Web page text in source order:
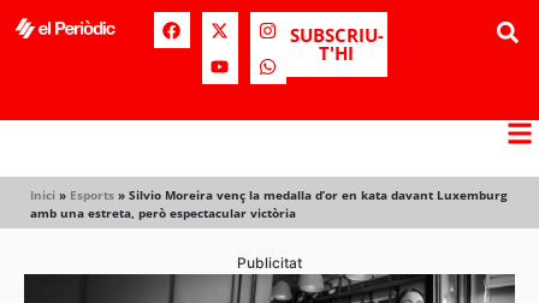
SUBSCRIU-
T'HI
Inici » Esports » Silvio Moreira venç la medalla d’or en kata davant Luxemburg
amb una estreta, però espectacular victòria
Publicitat